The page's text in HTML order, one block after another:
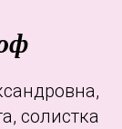
солистка